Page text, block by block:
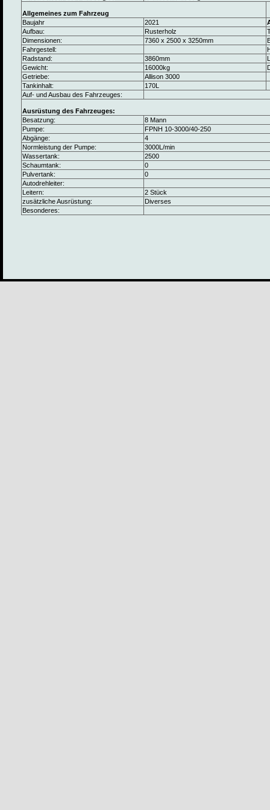
Allgemeines zum Fahrzeug
Baujahr
2021
Aufbau:
Rusterholz
Dimensionen:
7360 x 2500 x 3250mm
Fahrgestell:
Radstand:
3860mm
Gewicht:
16000kg
Getriebe:
Allison 3000
Tankinhalt:
170L
Auf- und Ausbau des Fahrzeuges:
Ausrüstung des Fahrzeuges:
Besatzung:
8 Mann
Pumpe:
FPNH 10-3000/40-250
Abgänge:
4
Normleistung der Pumpe:
3000L/min
Wassertank:
2500
Schaumtank:
0
Pulvertank:
0
Autodrehleiter:
Leitern:
2 Stück
zusätzliche Ausrüstung:
Diverses
Besonderes: